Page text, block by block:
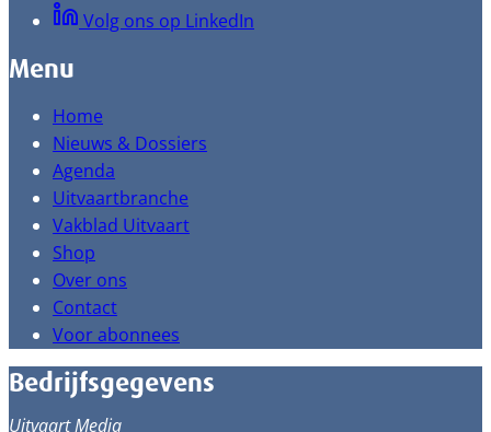
Volg ons op LinkedIn
Menu
Home
Nieuws & Dossiers
Agenda
Uitvaartbranche
Vakblad Uitvaart
Shop
Over ons
Contact
Voor abonnees
Bedrijfsgegevens
Uitvaart Media